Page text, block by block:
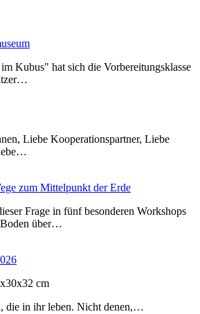
Kubus" hat sich die Vorbereitungsklasse
Liebe Kooperationspartner, Liebe
zum Mittelpunkt der Erde
Frage in fünf besonderen Workshops
Boden über…
cm
die in ihr leben. Nicht denen,…